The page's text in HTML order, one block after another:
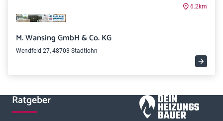
6.2km
M. Wansing GmbH & Co. KG
Wendfeld 27, 48703 Stadtlohn
Ratgeber